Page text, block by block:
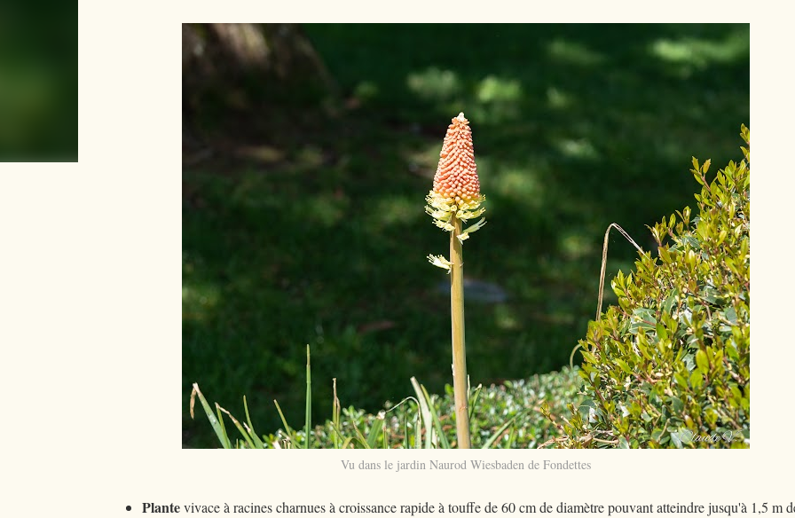
Vu dans le jardin Naurod Wiesbaden de Fondettes
Plantevivace à racines charnues à croissance rapide à touffe de 60 cm de diamètre pouvant atteindre jusqu'à 1,5 m